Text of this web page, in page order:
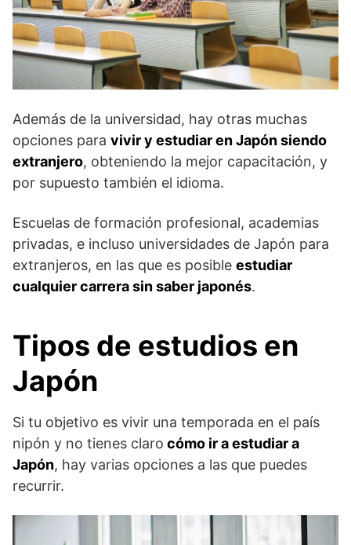
Además de la universidad, hay otras muchas
opciones para vivir y estudiar en Japón siendo
extranjero, obteniendo la mejor capacitación, y
por supuesto también el idioma.
Escuelas de formación profesional, academias
privadas, e incluso universidades de Japón para
extranjeros, en las que es posible estudiar
cualquier carrera sin saber japonés.
Tipos de estudios en
Japón
Si tu objetivo es vivir una temporada en el país
nipón y no tienes claro cómo ir a estudiar a
Japón, hay varias opciones a las que puedes
recurrir.